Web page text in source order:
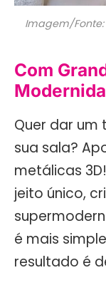
Imagem/
Com
Quer dar um
sua sala?
metálicas
jeito único,
é mais
resultado é